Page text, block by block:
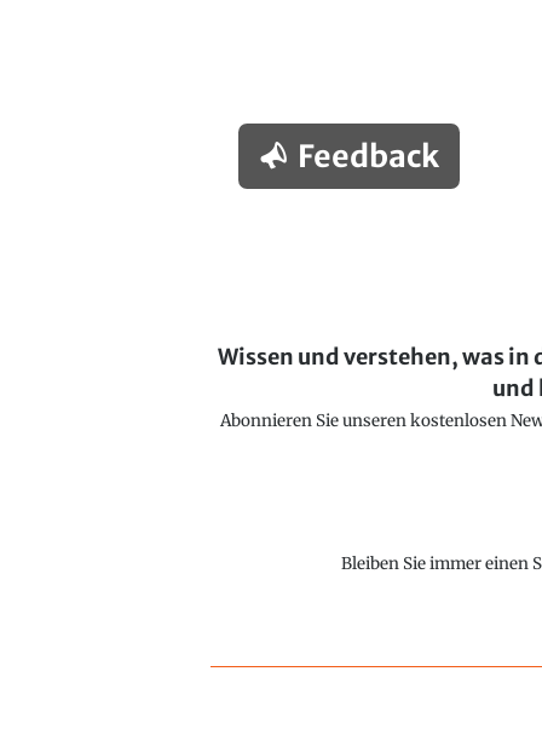
Feedback
Wissen und verstehen, was
und
Abonnieren Sie unseren kostenlosen
Bleiben Sie immer einen